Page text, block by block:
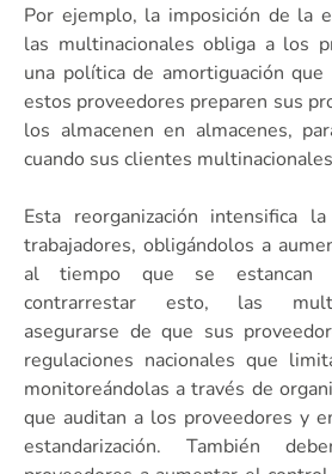
Por ejemplo, la imposición de la
las multinacionales obliga a los
una política de amortiguación
estos proveedores preparen sus
los almacenen en almacenes,
cuando sus clientes
Esta reorganización intensifica
trabajadores, obligándolos a
al tiempo que se estancan
contrarrestar esto, las
asegurarse de que sus
regulaciones nacionales que
monitoreándolas a través de
que auditan a los proveedores y
estandarización. También